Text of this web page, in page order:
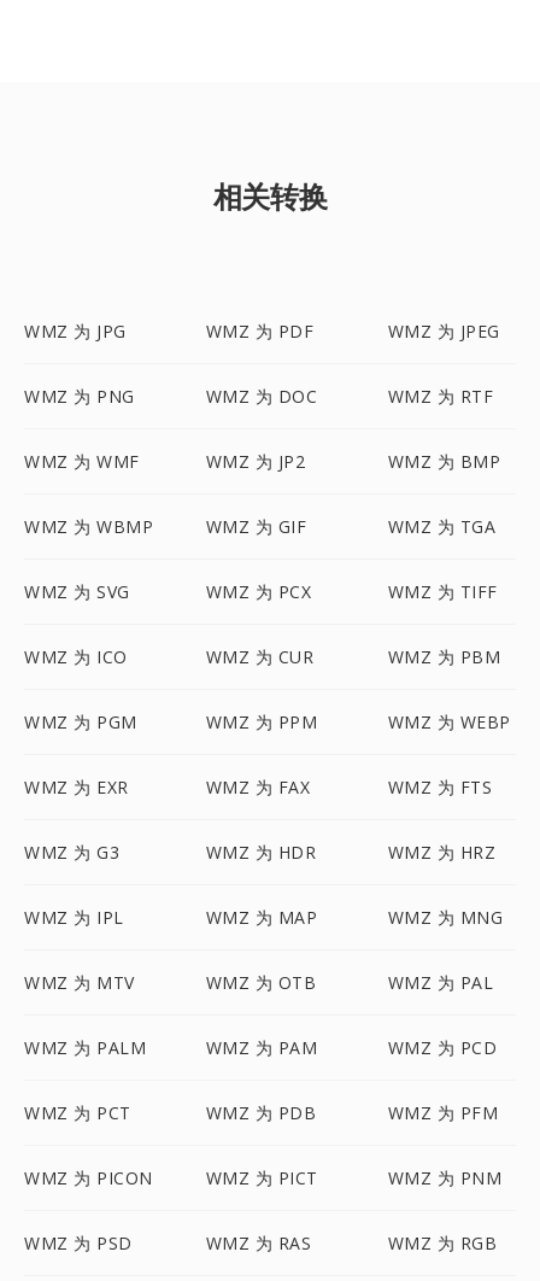
相关转换
WMZ 为 JPG WMZ 为 PDF WMZ 为 JPEG
WMZ 为 PNG WMZ 为 DOC WMZ 为 RTF
WMZ 为 WMF WMZ 为 JP2 WMZ 为 BMP
WMZ 为 WBMP WMZ 为 GIF WMZ 为 TGA
WMZ 为 SVG WMZ 为 PCX WMZ 为 TIFF
WMZ 为 ICO WMZ 为 CUR WMZ 为 PBM
WMZ 为 PGM WMZ 为 PPM WMZ 为 WEBP
WMZ 为 EXR WMZ 为 FAX WMZ 为 FTS
WMZ 为 G3 WMZ 为 HDR WMZ 为 HRZ
WMZ 为 IPL WMZ 为 MAP WMZ 为 MNG
WMZ 为 MTV WMZ 为 OTB WMZ 为 PAL
WMZ 为 PALM WMZ 为 PAM WMZ 为 PCD
WMZ 为 PCT WMZ 为 PDB WMZ 为 PFM
WMZ 为 PICON WMZ 为 PICT WMZ 为 PNM
WMZ 为 PSD WMZ 为 RAS WMZ 为 RGB